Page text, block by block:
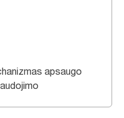
apsaugo